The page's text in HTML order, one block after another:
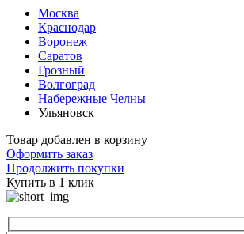
Москва
Краснодар
Воронеж
Саратов
Грозный
Волгоград
Набережные Челны
Ульяновск
Товар добавлен в корзину
Оформить заказ
Продолжить покупки
Купить в 1 клик